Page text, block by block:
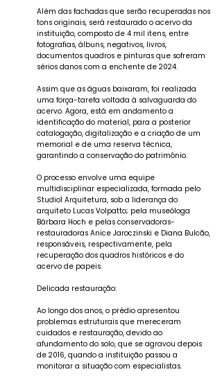
Além das fachadas que serão recuperadas nos
tons originais, será restaurado o acervo da
instituição, composto de 4 mil itens, entre
fotografias, álbuns, negativos, livros,
documentos quadros e pinturas que sofreram
sérios danos com a enchente de 2024.
Assim que as águas baixaram, foi realizada
uma força-tarefa voltada à salvaguarda do
acervo. Agora, está em andamento a
identificação do material, para a posterior
catalogação, digitalização e a criação de um
memorial e de uma reserva técnica,
garantindo a conservação do patrimônio.
O processo envolve uma equipe
multidisciplinar especializada, formada pelo
Studio1 Arquitetura, sob a liderança do
arquiteto Lucas Volpatto; pela museóloga
Bárbara Hoch e pelas conservadoras-
restauradoras Anice Jaroczinski e Diana Bulcão,
responsáveis, respectivamente, pela
recuperação dos quadros históricos e do
acervo de papeis.
Delicada restauração:
Ao longo dos anos, o prédio apresentou
problemas estruturais que mereceram
cuidados e restauração, devido ao
afundamento do solo, que se agravou depois
de 2016, quando a instituição passou a
monitorar a situação com especialistas.